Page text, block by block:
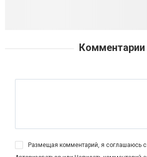
Комментарии
Размещая комментарий, я соглашаюсь с